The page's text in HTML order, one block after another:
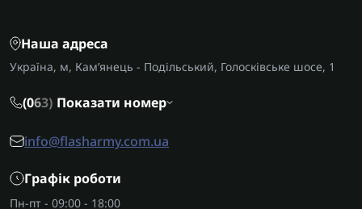
Наша адреса
Україна, м, Кам’янець - Подільський, Голосківське шосе, 1
(063) Показати номер
info@flasharmy.com.ua
Графік роботи
Пн-пт - 09:00 - 18:00